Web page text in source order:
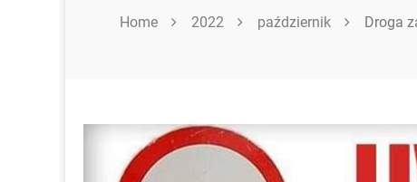
Home 2022 październik Droga